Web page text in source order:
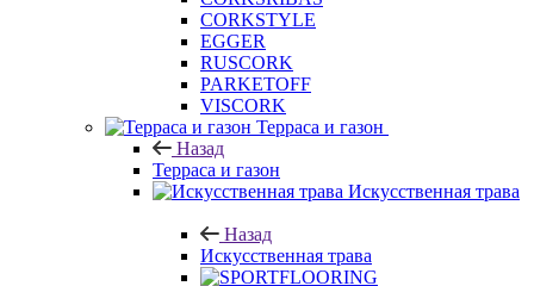
CORKSTYLE
EGGER
RUSCORK
PARKETOFF
VISCORK
Терраса и газон
Назад
Терраса и газон
Искусственная трава
Назад
Искусственная трава